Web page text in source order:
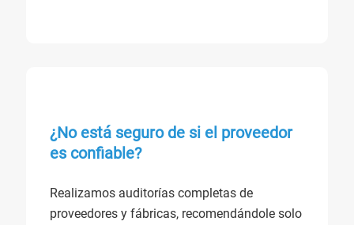
¿No está seguro de si el proveedor
es confiable?
Realizamos auditorías completas de
proveedores y fábricas, recomendándole solo